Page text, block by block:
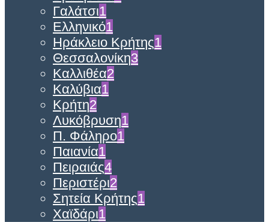
Γαλάτσι1
Ελληνικό1
Ηράκλειο Κρήτης1
Θεσσαλονίκη3
Καλλιθέα2
Καλύβια1
Κρήτη2
Λυκόβρυση1
Π. Φάληρο1
Παιανία1
Πειραιάς4
Περιστέρι2
Σητεία Κρήτης1
Χαϊδάρι1